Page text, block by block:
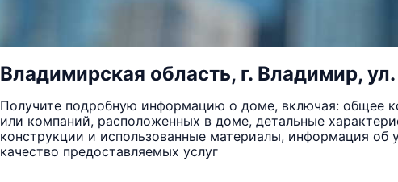
Владимирская область, г. Владимир,
Получите подробную информацию о доме, включая: общее
или компаний, расположенных в доме, детальные
конструкции и использованные материалы, информация
качество предоставляемых услуг